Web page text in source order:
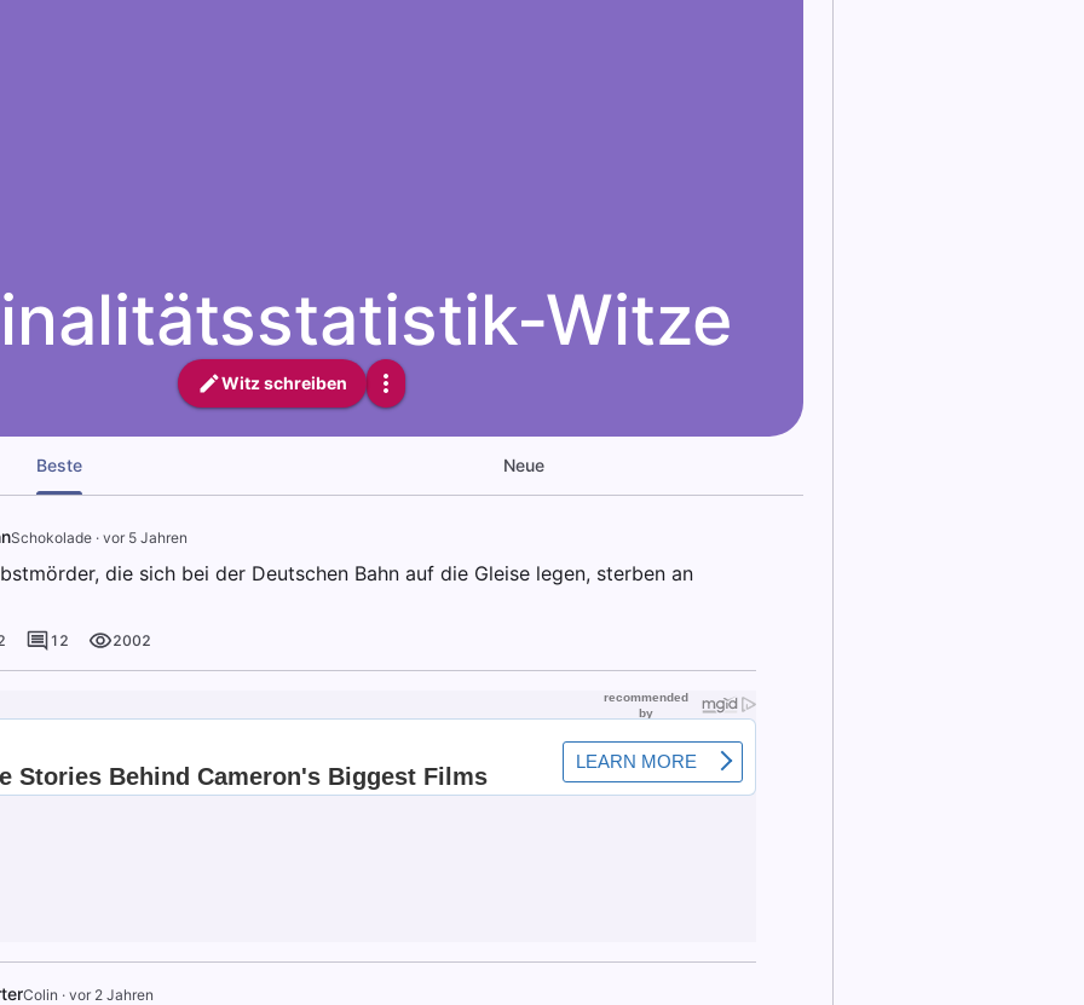
Witze
Witz schreiben
Beste Neue
Schokolade· vor 5 Jahren
die sich bei der Deutschen Bahn auf die Gleise legen, sterben an
12 2002
Colin · vor 2 Jahren